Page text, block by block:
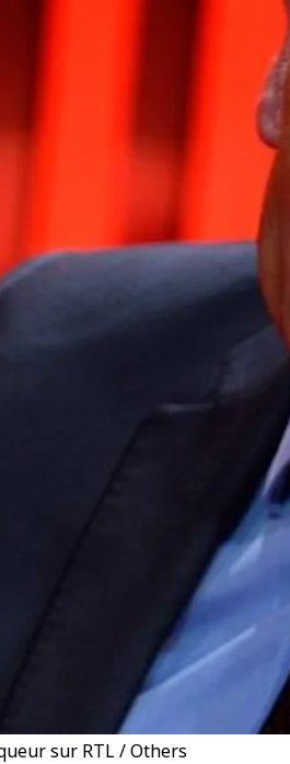
sur RTL / Others